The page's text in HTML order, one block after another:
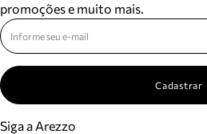
promoções e muito mais.
Cadastrar
Siga a Arezzo